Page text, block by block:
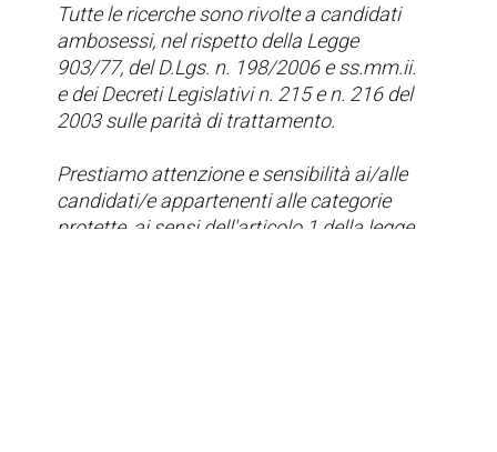
Tutte le ricerche sono rivolte a candidati
ambosessi, nel rispetto della Legge
903/77, del D.Lgs. n. 198/2006 e ss.mm.ii.
e dei Decreti Legislativi n. 215 e n. 216 del
2003 sulle parità di trattamento.
Prestiamo attenzione e sensibilità ai/alle
candidati/e appartenenti alle categorie
protette, ai sensi dell'articolo 1 della legge